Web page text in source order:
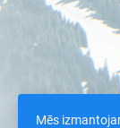
Mēs